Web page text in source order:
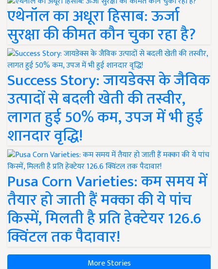
एथेनॉल का अधूरा हिसाब: ऊर्जा
सुरक्षा की कीमत कौन चुका रहा है?
Success Story: जायडेक्स के जैविक
उत्पादों से बदली खेती की तस्वीर,
लागत हुई 50% कम, उपज में भी हुई
शानदार वृद्धि!
Pusa Corn Varieties: कम समय में
तैयार हो जाती हैं मक्का की ये पांच
किस्में, मिलती है प्रति हेक्टेयर 126.6
क्विंटल तक पैदावार!
More Stories